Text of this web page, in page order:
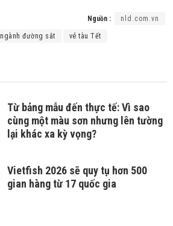
Nguồn : nld.com.vn
ngành đường sắt vé tàu Tết
Từ bảng mẫu đến thực tế: Vì sao
cùng một màu sơn nhưng lên tường
lại khác xa kỳ vọng?
Vietfish 2026 sẽ quy tụ hơn 500
gian hàng từ 17 quốc gia